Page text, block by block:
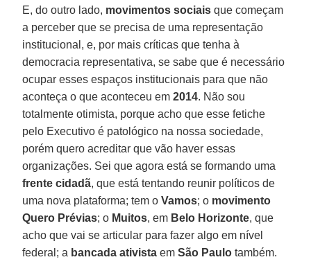
E, do outro lado, movimentos sociais que começam
a perceber que se precisa de uma representação
institucional, e, por mais críticas que tenha à
democracia representativa, se sabe que é necessário
ocupar esses espaços institucionais para que não
aconteça o que aconteceu em2014. Não sou
totalmente otimista, porque acho que esse fetiche
pelo Executivo é patológico na nossa sociedade,
porém quero acreditar que vão haver essas
organizações. Sei que agora está se formando uma
frente cidadã, que está tentando reunir políticos de
uma nova plataforma; tem oVamos; o movimento
Quero Prévias; o Muitos, em Belo Horizonte, que
acho que vai se articular para fazer algo em nível
federal; a bancada ativista emSão Paulo também.